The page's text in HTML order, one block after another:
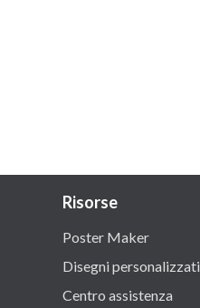
Risorse
Poster Maker
Disegni personalizzati
Centro assistenza